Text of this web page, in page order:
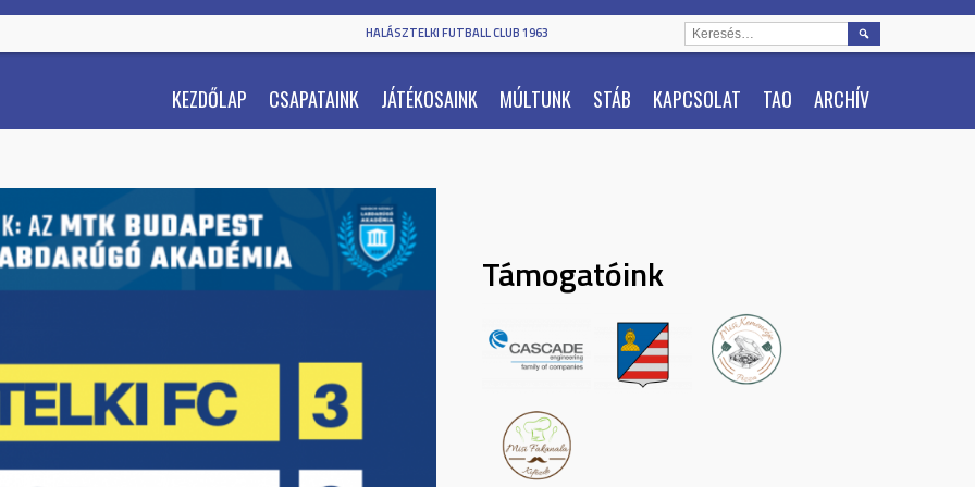
HALÁSZTELKI FUTBALL CLUB 1963
KEZDŐLAP CSAPATAINK JÁTÉKOSAINK MÚLTUNK STÁB KAPCSOLAT TAO ARCHÍV
KERESÉS:
Támogatóink